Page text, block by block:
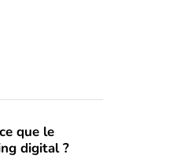
que le
digital ?